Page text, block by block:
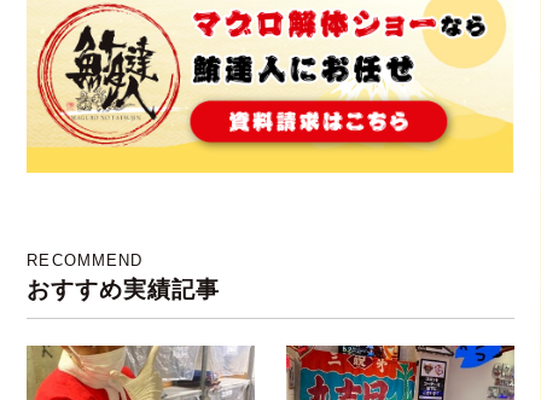
RECOMMEND
おすすめ実績記事